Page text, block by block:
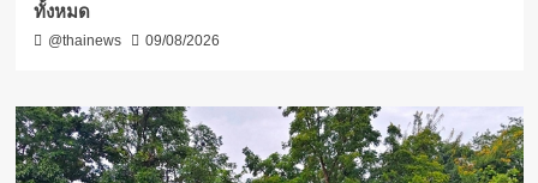
ทั้งหมด
@thainews 09/08/2026